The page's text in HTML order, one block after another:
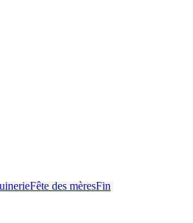
Fête des mèresFin